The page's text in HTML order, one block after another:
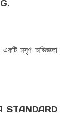
মসৃণ অভিজ্ঞতা
STANDARD